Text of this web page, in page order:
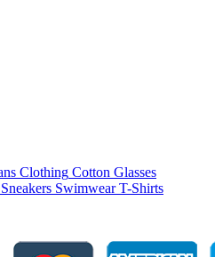
Clothing Cotton Glasses
Sneakers Swimwear T-Shirts